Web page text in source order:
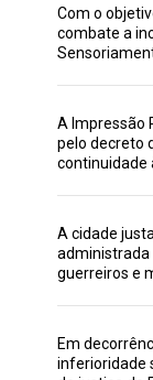
Com o
combate a
A Impressão
pelo decreto
continuidade
A cidade
administrada
guerreiros e
Em
inferioridade